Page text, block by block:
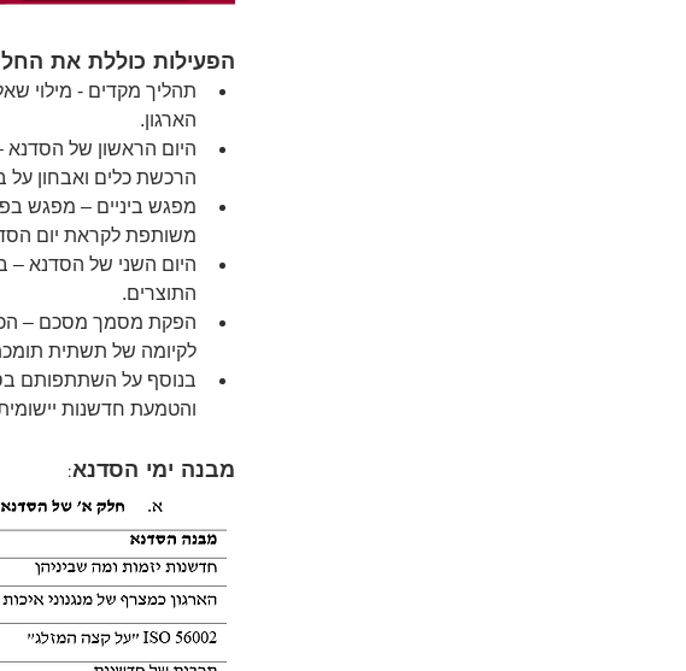
הפעילות כוללת את
תהליך מקדים - מילוי
הארגון.
היום הראשון של
הרכשת כלים ואבחון על
מפגש ביניים – מפגש
משותפת לקראת יום
היום השני של הסדנא –
התוצרים.
הפקת מסמך מסכם –
לקיומה של תשתית
בנוסף על השתתפותם
והטמעת חדשנות
מבנה ימי הסדנא: